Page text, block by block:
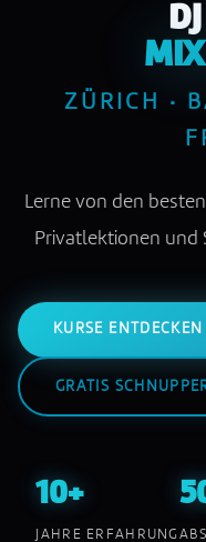
ZÜRICH ·
Lerne von den
Privatlektionen und
KURSE ENTDECKEN
GRATIS
10+
JAHRE ERFAHRUNG